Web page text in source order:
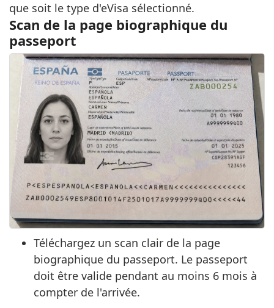
que soit le type d'eVisa sélectionné.
Scan de la page biographique du
passeport
Téléchargez un scan clair de la page
biographique du passeport. Le passeport
doit être valide pendant au moins 6 mois à
compter de l'arrivée.